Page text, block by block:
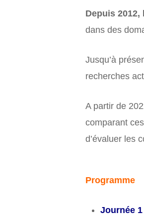
Depuis
dans des
Jusqu’à
recherches
A partir de
comparant
d’évaluer les
Programme
Journée